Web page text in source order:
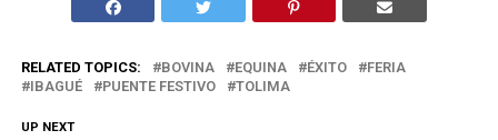
RELATED TOPICS: BOVINA EQUINA ÉXITO
FERIA
IBAGUÉ
PUENTE FESTIVO TOLIMA
UP NEXT